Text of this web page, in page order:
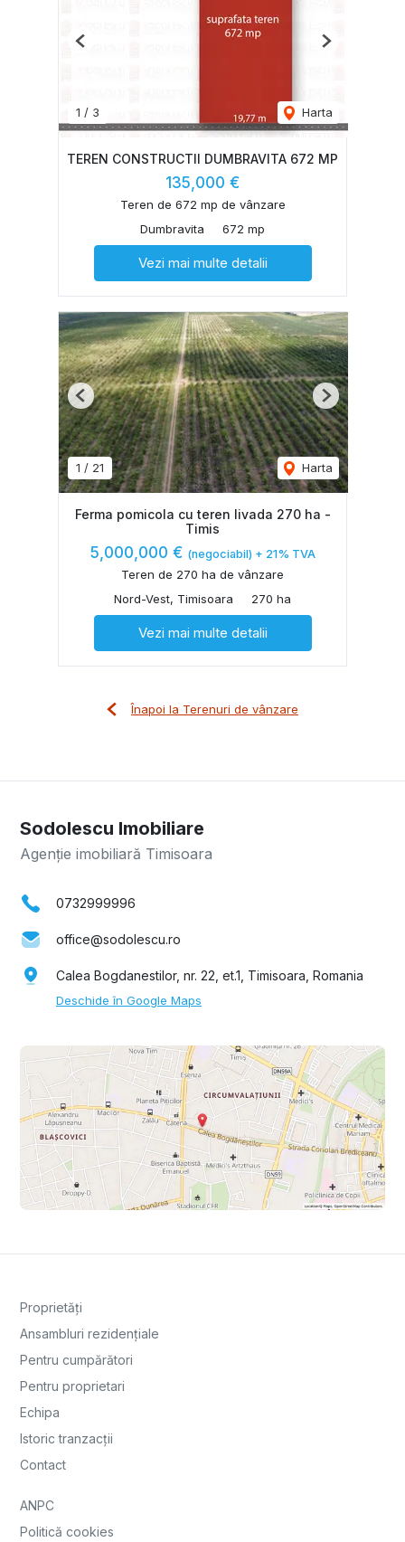
1 / 3 Harta
Previous Next
TEREN CONSTRUCTII DUMBRAVITA 672 MP
135,000 €
Teren de 672 mp de vânzare
Dumbravita
672 mp
Vezi mai multe detalii
1 / 21 Harta
Previous Next
Ferma pomicola cu teren livada 270 ha -
Timis
5,000,000 € (negociabil) + 21% TVA
Teren de 270 ha de vânzare
Nord-Vest, Timisoara
270 ha
Vezi mai multe detalii
Înapoi la Terenuri de vânzare
Sodolescu Imobiliare
Agenție imobiliară Timisoara
0732999996
office@sodolescu.ro
Calea Bogdanestilor, nr. 22, et.1, Timisoara, Romania
Deschide în Google Maps
Proprietăți
Ansambluri rezidențiale
Pentru cumpărători
Pentru proprietari
Echipa
Istoric tranzacții
Contact
ANPC
Politică cookies